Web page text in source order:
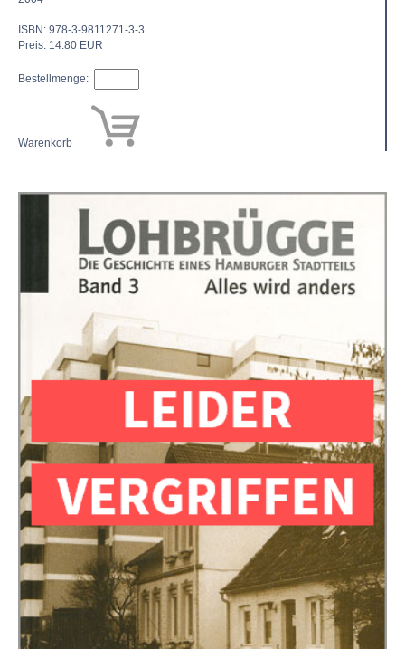
ISBN: 978-3-9811271-3-3
Preis: 14.80 EUR
Bestellmenge:
Warenkorb